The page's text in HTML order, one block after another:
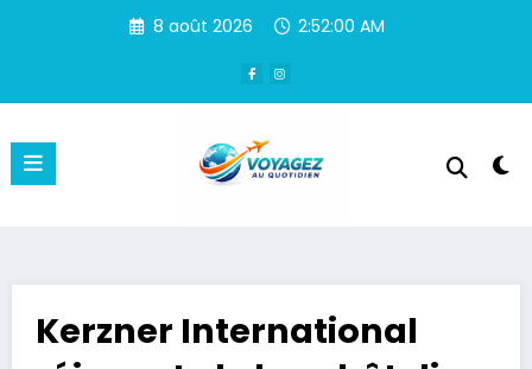
8 août 2026 2:52:00 AM
Kerzner International